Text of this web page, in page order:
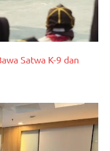
Satwa K-9 dan